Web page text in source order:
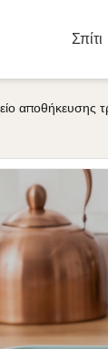
Σπίτι
αποθήκευσης